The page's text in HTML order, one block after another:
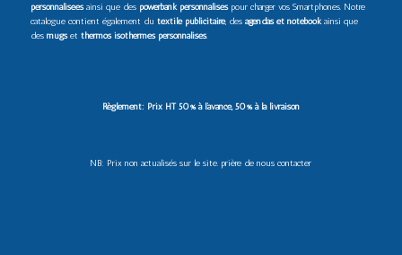
personnaliséesainsi que des powerbank personnaliséspour charger vos Smartphones. Notre
catalogue contient également du textile publicitaire, des agendas et notebookainsi que
des mugset thermos isothermes personnalisés.
Règlement: Prix HT 50% à l’avance, 50% à la livraison
NB: Prix non actualisés sur le site. prière de nous contacter